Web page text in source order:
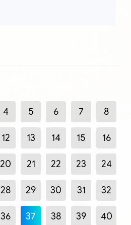
4 5 6 7 8
12 13 14 15 16
20 21 22 23 24
28 29 30 31 32
36 37 38 39 40